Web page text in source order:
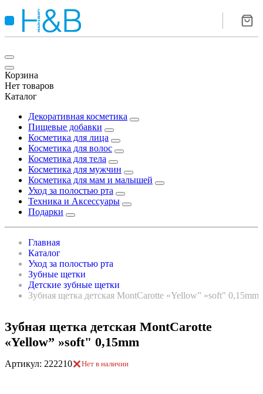
Корзина
Нет товаров
Каталог
Декоративная косметика
Пищевые добавки
Косметика для лица
Косметика для волос
Косметика для тела
Косметика для мужчин
Косметика для мам и малышей
Уход за полостью рта
Техника и Аксессуары
Подарки
Главная
Каталог
Уход за полостью рта
Зубные щетки
Детские зубные щетки
Зубная щетка детская MontCarotte «Yellow” »soft" 0,15mm
Зубная щетка детская MontCarotte
«Yellow” »soft" 0,15mm
Артикул: 222210 Нет в наличии